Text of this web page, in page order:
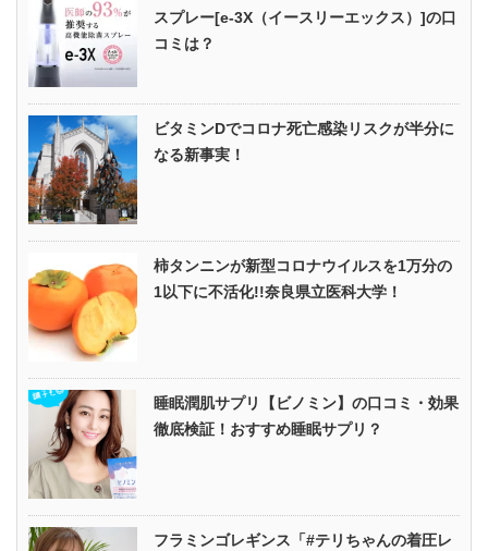
スプレー[e-3X（イースリーエックス）]の口
コミは？
ビタミンDでコロナ死亡感染リスクが半分に
なる新事実！
柿タンニンが新型コロナウイルスを1万分の
1以下に不活化!!奈良県立医科大学！
睡眠潤肌サプリ【ビノミン】の口コミ・効果
徹底検証！おすすめ睡眠サプリ？
フラミンゴレギンス「#テリちゃんの着圧レ